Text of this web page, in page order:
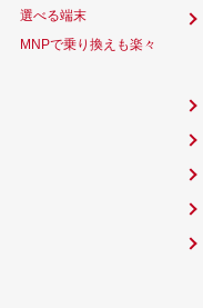
選べる端末
MNPで乗り換えも楽々